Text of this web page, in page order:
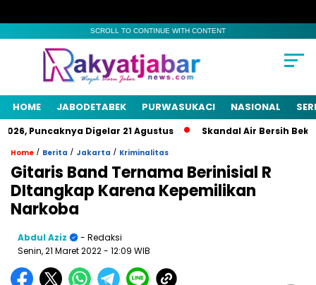
SCROLL TO CONTINUE WITH CONTENT
HOME JABODETABEK PURWASUKACI NASIONAL
Puncaknya Digelar 21 Agustus Skandal Air Bersih
Home / Berita / Jakarta / Kriminalitas
Gitaris Band Ternama Berinisial R
DItangkap Karena Kepemilikan
Narkoba
Abdul Aziz
- Redaksi
Senin, 21 Maret 2022- 12:09 WIB